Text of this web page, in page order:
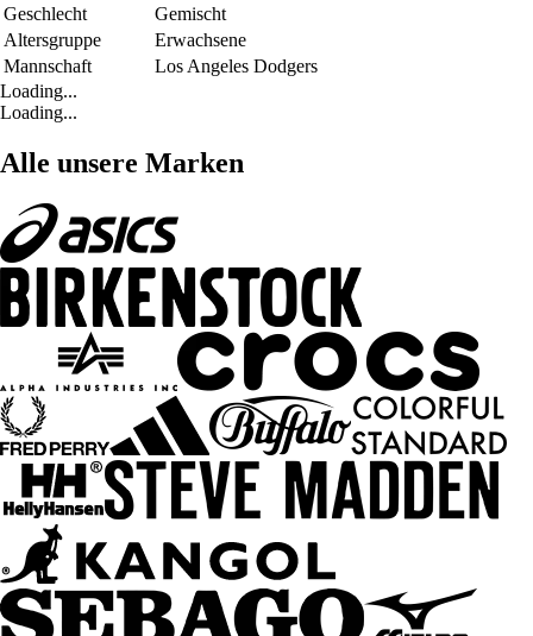
Geschlecht
Gemischt
Altersgruppe
Erwachsene
Mannschaft
Los Angeles Dodgers
Loading...
Loading...
Alle unsere Marken